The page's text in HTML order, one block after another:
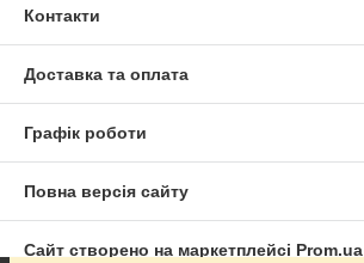
Контакти
Доставка та оплата
Графік роботи
Повна версія сайту
Сайт створено на маркетплейсі Prom.ua